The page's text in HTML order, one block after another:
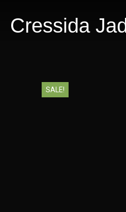
Cressida
SALE!